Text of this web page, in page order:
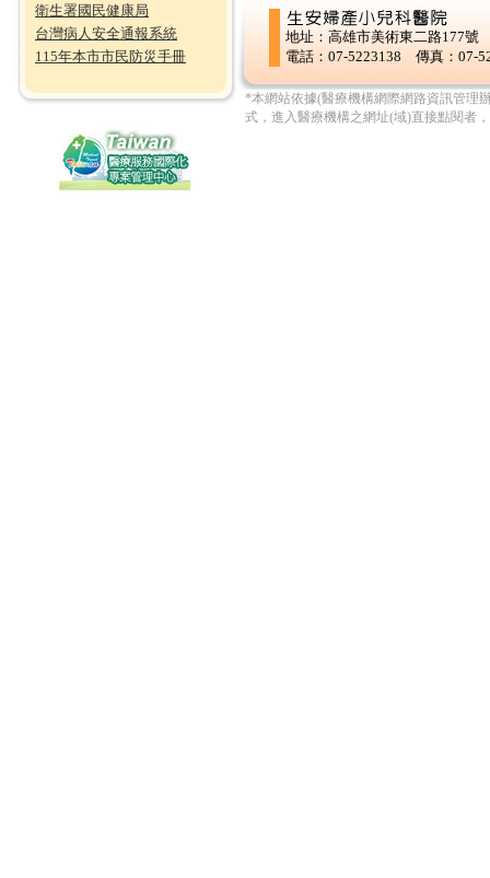
衛生署國民健康局
台灣病人安全通報系統
115年本市市民防災手冊
地址：高雄市美術東二路177號
電話：07-5223138 傳真：07-
*本網站依據(醫療機構網際網路資訊管理
式，進入醫療機構之網址(域)直接點閱者